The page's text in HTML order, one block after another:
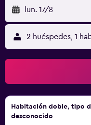
lun. 17/8
2 huéspedes, 1
Habitación doble, tipo
desconocido